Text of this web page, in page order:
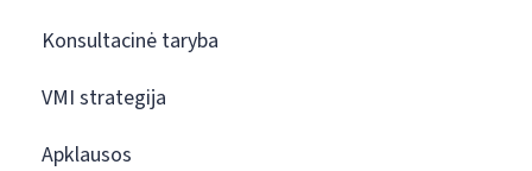
Konsultacinė taryba
VMI strategija
Apklausos